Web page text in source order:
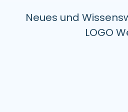
Neues und
LOGO